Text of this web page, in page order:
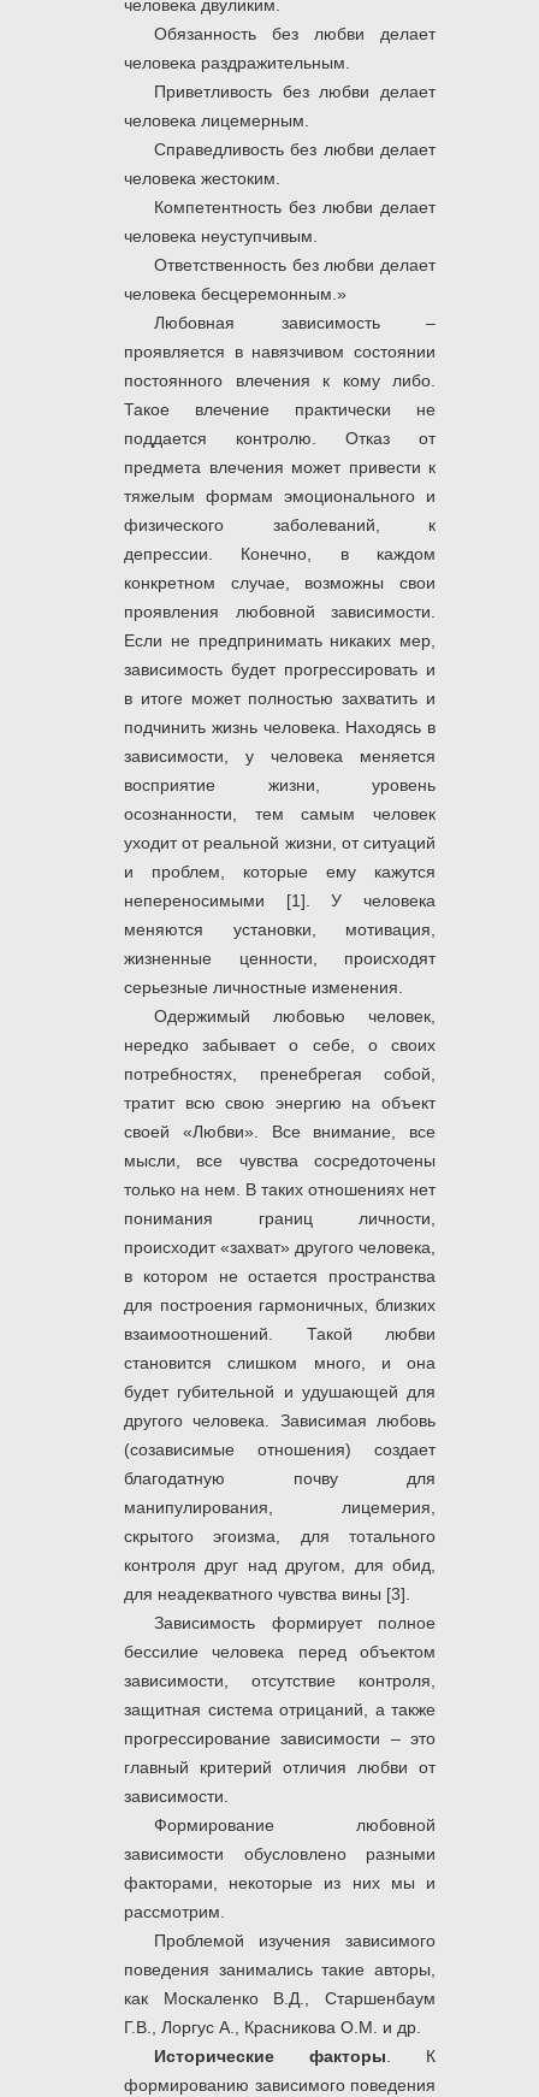
человека двуликим.
Обязанность без любви делает
человека раздражительным.
Приветливость без любви делает
человека лицемерным.
Справедливость без любви делает
человека жестоким.
Компетентность без любви делает
человека неуступчивым.
Ответственность без любви делает
человека бесцеремонным.»
Любовная зависимость –
проявляется в навязчивом состоянии
постоянного влечения к кому либо.
Такое влечение практически не
поддается контролю. Отказ от
предмета влечения может привести к
тяжелым формам эмоционального и
физического заболеваний, к
депрессии. Конечно, в каждом
конкретном случае, возможны свои
проявления любовной зависимости.
Если не предпринимать никаких мер,
зависимость будет прогрессировать и
в итоге может полностью захватить и
подчинить жизнь человека. Находясь в
зависимости, у человека меняется
восприятие жизни, уровень
осознанности, тем самым человек
уходит от реальной жизни, от ситуаций
и проблем, которые ему кажутся
непереносимыми [1]. У человека
меняются установки, мотивация,
жизненные ценности, происходят
серьезные личностные изменения.
Одержимый любовью человек,
нередко забывает о себе, о своих
потребностях, пренебрегая собой,
тратит всю свою энергию на объект
своей «Любви». Все внимание, все
мысли, все чувства сосредоточены
только на нем. В таких отношениях нет
понимания границ личности,
происходит «захват» другого человека,
в котором не остается пространства
для построения гармоничных, близких
взаимоотношений. Такой любви
становится слишком много, и она
будет губительной и удушающей для
другого человека. Зависимая любовь
(созависимые отношения) создает
благодатную почву для
манипулирования, лицемерия,
скрытого эгоизма, для тотального
контроля друг над другом, для обид,
для неадекватного чувства вины [3].
Зависимость формирует полное
бессилие человека перед объектом
зависимости, отсутствие контроля,
защитная система отрицаний, а также
прогрессирование зависимости – это
главный критерий отличия любви от
зависимости.
Формирование любовной
зависимости обусловлено разными
факторами, некоторые из них мы и
рассмотрим.
Проблемой изучения зависимого
поведения занимались такие авторы,
как Москаленко В.Д., Старшенбаум
Г.В., Лоргус А., Красникова О.М. и др.
Исторические факторы . К
формированию зависимого поведения